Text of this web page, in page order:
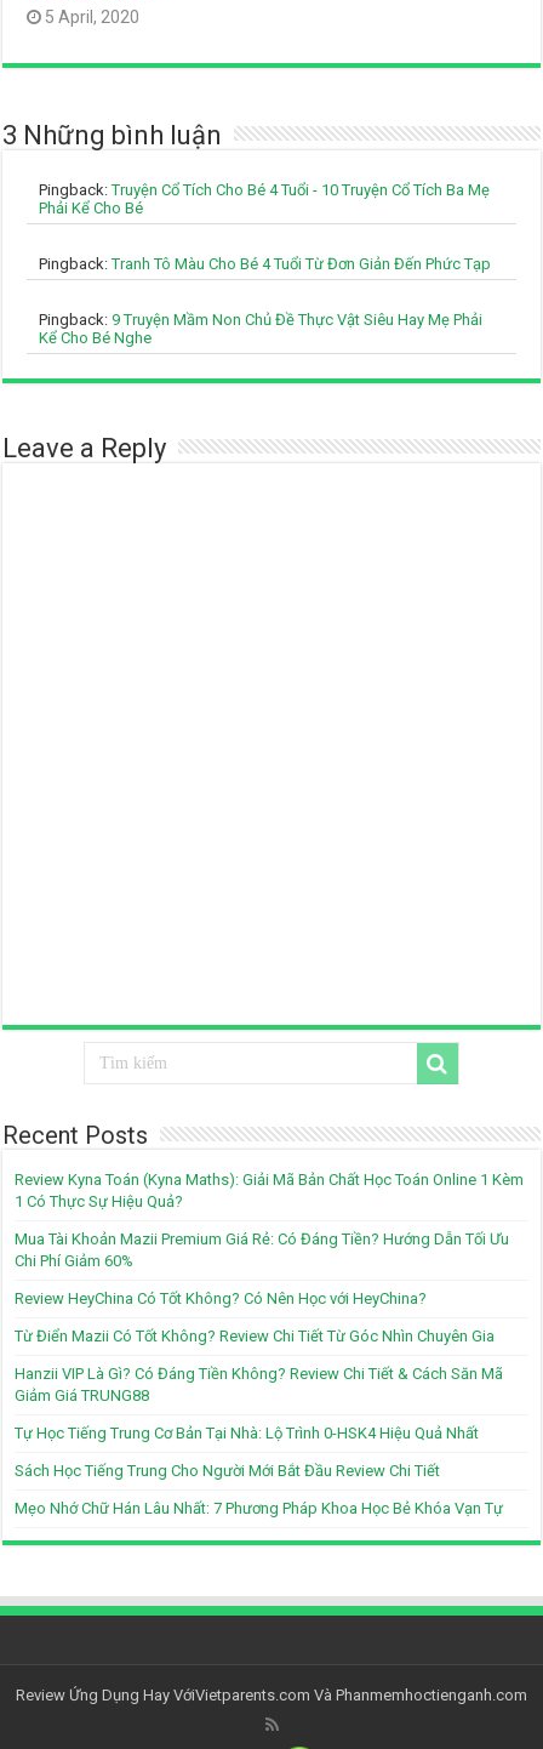
5 April, 2020
3 Những bình luận
Pingback:Truyện Cổ Tích Cho Bé 4 Tuổi - 10 Truyện Cổ Tích Ba Mẹ
Phải Kể Cho Bé
Pingback:Tranh Tô Màu Cho Bé 4 Tuổi Từ Đơn Giản Đến Phức Tạp
Pingback:9 Truyện Mầm Non Chủ Đề Thực Vật Siêu Hay Mẹ Phải
Kể Cho Bé Nghe
Leave a Reply
Recent Posts
Review Kyna Toán (Kyna Maths): Giải Mã Bản Chất Học Toán Online 1 Kèm
1 Có Thực Sự Hiệu Quả?
Mua Tài Khoản Mazii Premium Giá Rẻ: Có Đáng Tiền? Hướng Dẫn Tối Ưu
Chi Phí Giảm 60%
Review HeyChina Có Tốt Không? Có Nên Học với HeyChina?
Từ Điển Mazii Có Tốt Không? Review Chi Tiết Từ Góc Nhìn Chuyên Gia
Hanzii VIP Là Gì? Có Đáng Tiền Không? Review Chi Tiết & Cách Săn Mã
Giảm Giá TRUNG88
Tự Học Tiếng Trung Cơ Bản Tại Nhà: Lộ Trình 0-HSK4 Hiệu Quả Nhất
Sách Học Tiếng Trung Cho Người Mới Bắt Đầu Review Chi Tiết
Mẹo Nhớ Chữ Hán Lâu Nhất: 7 Phương Pháp Khoa Học Bẻ Khóa Vạn Tự
Review Ứng Dụng Hay VớiVietparents.com Và Phanmemhoctienganh.com